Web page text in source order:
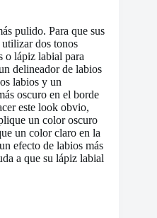
pulido. Para que sus
utilizar dos tonos
o lápiz labial para
delineador de labios
labios y un
oscuro en el borde
este look obvio,
un color oscuro
un color claro en la
efecto de labios más
a que su lápiz labial